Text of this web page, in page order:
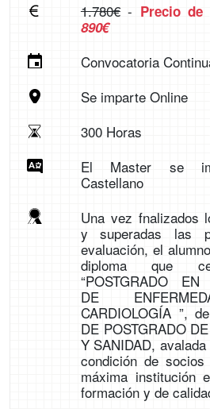
1.780€- Precio de
890€
Convocatoria
Se imparte Online
300 Horas
El Master se
Castellano
Una vez fnalizados
y superadas las
evaluación, el
diploma que
“POSTGRADO EN
DE
CARDIOLOGÍA ”,
DE POSTGRADO
Y SANIDAD,
condición de
máxima institución
formación y de